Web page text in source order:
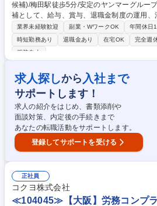
候補)/梅田駅徒歩5分/安定のヤンマーグループ 仕事の内容 人事総務課長
補として、給与、賞与、退職金制度の運用
応、各種助成金申請、行政対応などを統括し
全体の障がい者雇用推進にも関わるポジションです。 ■給与、
金制度の運用全般の統括■法改正対応および
連業務の統括■各種助成金申請書類作成、手
（労基署、ハローワーク等）の統括 【仕事
ェーズで、管理部門の責任者候補として組織づ
種 【大阪】人事総務(課長候補)/梅田駅徒歩5
業界未経験歓迎 副業・WワークOK 年間休日
時短勤務あり
退職金あり 在宅OK 完全週
服装自由
求人探しから 入社まで
サポートします！
求人の紹介をはじめ、書類添削や
面談対策、内定後の手続きまで
あなたの転職活動をサポートします。
登録してサポートを受ける
正社員
コクヨ株式会社
≪104045≫【大阪】労務コンプ